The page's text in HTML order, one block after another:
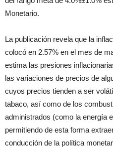
Monetario.
La publicación revela que la
colocó en 2.57% en el mes de
estima las presiones
las variaciones de precios de
cuyos precios tienden a ser
tabaco, así como de los
administrados (como la energía
permitiendo de esta forma
conducción de la política